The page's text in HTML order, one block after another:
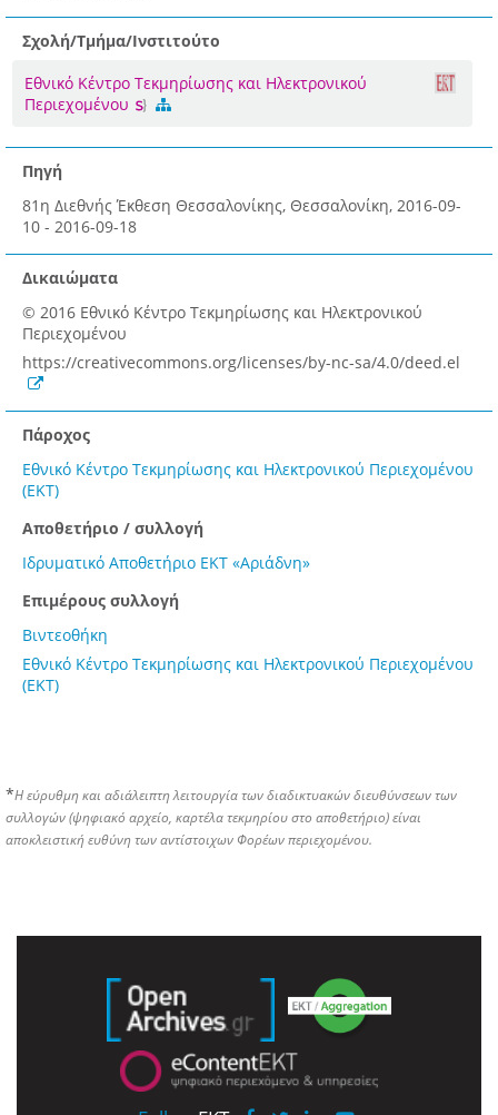
Σχολή/Τμήμα/Ινστιτούτο
Εθνικό Κέντρο Τεκμηρίωσης και Ηλεκτρονικού
Περιεχομένου
Πηγή
81η Διεθνής Έκθεση Θεσσαλονίκης, Θεσσαλονίκη, 2016-09-
10 - 2016-09-18
Δικαιώματα
© 2016 Eθνικό Κέντρο Τεκμηρίωσης και Ηλεκτρονικού
Περιεχομένου
https://creativecommons.org/licenses/by-nc-sa/4.0/deed.el
Πάροχος
Εθνικό Κέντρο Τεκμηρίωσης και Ηλεκτρονικού Περιεχομένου
(ΕΚΤ)
Αποθετήριο / συλλογή
Ιδρυματικό Αποθετήριο ΕΚΤ «Αριάδνη»
Επιμέρους συλλογή
Βιντεοθήκη
Εθνικό Κέντρο Τεκμηρίωσης και Ηλεκτρονικού Περιεχομένου
(ΕΚΤ)
*Η εύρυθμη και αδιάλειπτη λειτουργία των διαδικτυακών διευθύνσεων των
συλλογών (ψηφιακό αρχείο, καρτέλα τεκμηρίου στο αποθετήριο) είναι
αποκλειστική ευθύνη των αντίστοιχων Φορέων περιεχομένου.